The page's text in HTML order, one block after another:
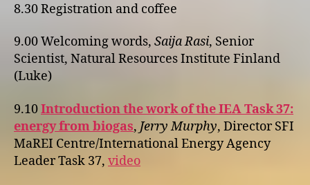
8.30 Registration and coffee
9.00 Welcoming words, Saija Rasi, Senior
Scientist, Natural Resources Institute Finland
(Luke)
9.10Introduction the work of the IEA Task 37:
energy from biogas, Jerry Murphy, Director SFI
MaREI Centre/International Energy Agency
Leader Task 37, video